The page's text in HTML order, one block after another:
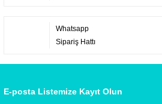
Whatsapp
Sipariş Hattı
E-posta Listemize Kayıt Olun